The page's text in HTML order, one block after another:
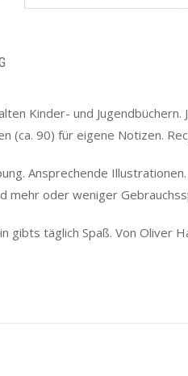
Kinder- und
(ca. 90) für eigene Notizen.
Ansprechende
mehr oder weniger
gibts täglich Spaß. Von Oliver